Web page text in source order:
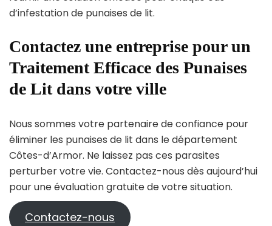
d’infestation de punaises de lit.
Contactez une entreprise pour un
Traitement Efficace des Punaises
de Lit dans votre ville
Nous sommes votre partenaire de confiance pour
éliminer les punaises de lit dans le département
Côtes-d’Armor. Ne laissez pas ces parasites
perturber votre vie. Contactez-nous dès aujourd’hui
pour une évaluation gratuite de votre situation.
Contactez-nous